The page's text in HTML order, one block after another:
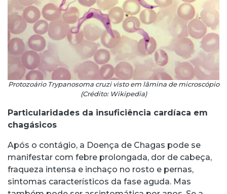
Protozoário Trypanosoma cruzi visto em lâmina de microscópio
(Crédito: Wikipedia)
Particularidades da insuficiência cardíaca em
chagásicos
Após o contágio, a Doença de Chagas pode se
manifestar com febre prolongada, dor de cabeça,
fraqueza intensa e inchaço no rosto e pernas,
sintomas característicos da fase aguda. Mas